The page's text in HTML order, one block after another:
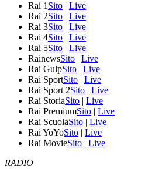
Rai 1 Sito | Live
Rai 2Sito | Live
Rai 3Sito | Live
Rai 4Sito | Live
Rai 5Sito | Live
RainewsSito | Live
Rai GulpSito | Live
Rai SportSito | Live
Rai Sport 2Sito | Live
Rai StoriaSito | Live
Rai PremiumSito | Live
Rai ScuolaSito | Live
Rai YoYoSito | Live
Rai MovieSito | Live
RADIO